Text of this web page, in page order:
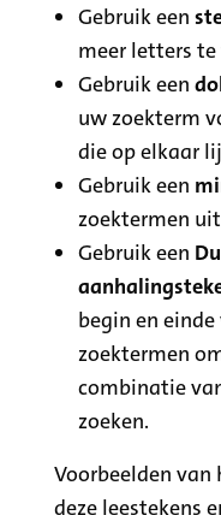
Gebruik een
meer letters te
Gebruik een
uw zoekterm
die op elkaar
Gebruik een
zoektermen
Gebruik een
begin en
zoektermen
combinatie
zoeken.
Voorbeelden van
deze leestekens